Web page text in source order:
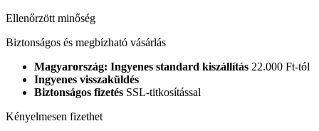
Ellenőrzött minőség
Biztonságos és megbízható vásárlás
Magyarország: Ingyenes standard kiszállítás 22.000 Ft-tól
Ingyenes visszaküldés
Biztonságos fizetés SSL-titkosítással
Kényelmesen fizethet